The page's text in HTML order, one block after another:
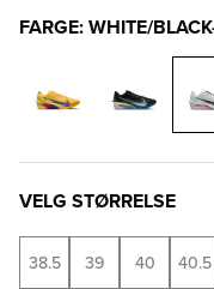
FARGE: WHITE/
VELG STØRRELSE
38.5 39 40 40.5